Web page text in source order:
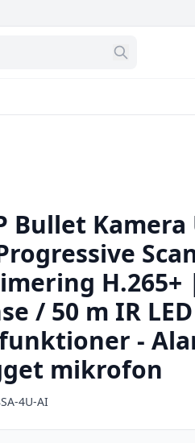
Bullet
H.265+
/ 50 m IR
-
mikrofon
4U-AI